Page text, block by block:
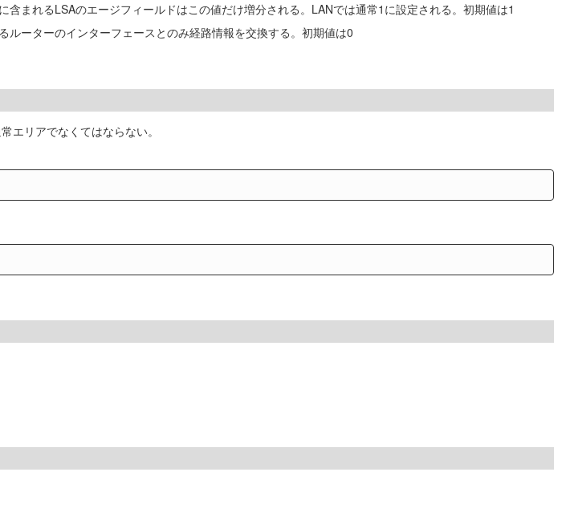
まれるLSAのエージフィールドはこの値だけ増分される。LANでは通常1に設定される。初期値は1
ーターのインターフェースとのみ経路情報を交換する。初期値は0
エリアでなくてはならない。